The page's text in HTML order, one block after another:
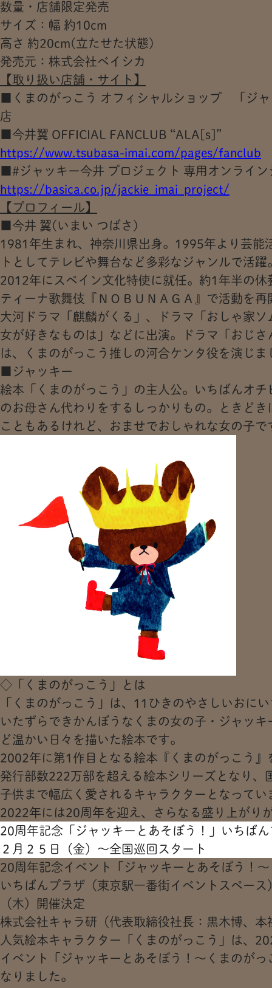
数量・店舗限定発売
サイズ：幅 約10cm
高さ 約20cm(立たせた状態)
発売元：株式会社ベイシカ
【取り扱い店舗・サイト】
■くまのがっこう オフィシャルショップ 「ジ
店
■今井翼 OFFICIAL FANCLUB “ALA[s]”
https://www.tsubasa-imai.com/pages/fanclub
■#ジャッキー今井 プロジェクト 専用オンライン
https://basica.co.jp/jackie_imai_project/
【プロフィール】
今井 翼(いまい つばさ )
1981年生まれ、神奈川県出身。1995年より芸能
トとしてテレビや舞台など多彩なジャンルで活躍
2012年にスペイン文化特使に就任。約1年半の
ティーナ歌舞伎『ＮＯＢＵＮＡＧＡ』で活動を再
大河ドラマ「麒麟がくる」、ドラマ「おしゃ家
女が好きなものは」などに出演。ドラマ「おじ
は、くまのがっこう推しの河合ケンタ役を演じま
■ジャッキー
絵本「くまのがっこう」の主人公。いちばんオ
のお母さん代わりをするしっかりもの。ときど
こともあるけれど、おませでおしゃれな女の子で
◇「くまのがっこう」とは
「くまのがっこう」は、11ひきのやさしいおに
いたずらできかんぼうなくまの女の子・ジャッ
ど温かい日々を描いた絵本です。
2002年に第1作目となる絵本『くまのがっこう
発行部数222万部を超える絵本シリーズとなり、
子供まで幅広く愛されるキャラクターとなってい
2022年には20周年を迎え、さらなる盛り上がり
20周年記念「ジャッキーとあそぼう！」いちば
２月２５日（金）～全国巡回スタート
20周年記念イベント「ジャッキーとあそぼう！
いちばんプラザ（東京駅一番街イベントスペー
（木）開催決定
株式会社キャラ研（代表取締役社長：黒木博、
人気絵本キャラクター「くまのがっこう」は、
イベント「ジャッキーとあそぼう！～くまのが
なりました。